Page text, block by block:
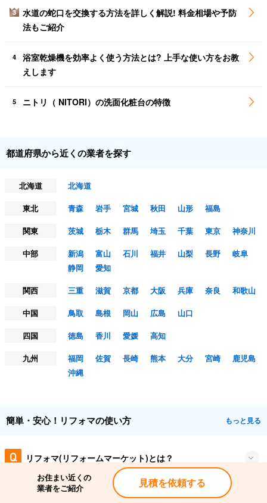
3
水道の蛇口を交換する方法を詳しく解説! 料金相場や予防
法もご紹介
4
浴室乾燥機を効率よく使う方法とは? 上手な使い方をお教
えします
5 ニトリ（ NITORI）の洗面化粧台の特徴
都道府県から近くの業者を探す
北海道
北海道
東北
青森 岩手 宮城 秋田 山形
福島
関東
茨城 栃木 群馬 埼玉 千葉 東京
神奈川
中部
新潟 富山 石川 福井 山梨 長野
岐阜
静岡
愛知
関西
三重 滋賀 京都 大阪 兵庫 奈良
和歌山
中国
鳥取 島根 岡山 広島
山口
四国
徳島 香川 愛媛
高知
九州
福岡 佐賀 長崎 熊本 大分 宮崎
鹿児島
沖縄
簡単・安心！リフォマの使い方 もっと見る
リフォマ(リフォームマーケット)とは？
リフォマの利用料金は？
お住まい近くの
業者をご紹介
見積を依頼する